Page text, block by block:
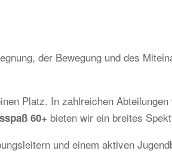
der Bewegung und des
Platz. In zahlreichen Abteilungen
60+ bieten wir ein breites
und einem aktiven